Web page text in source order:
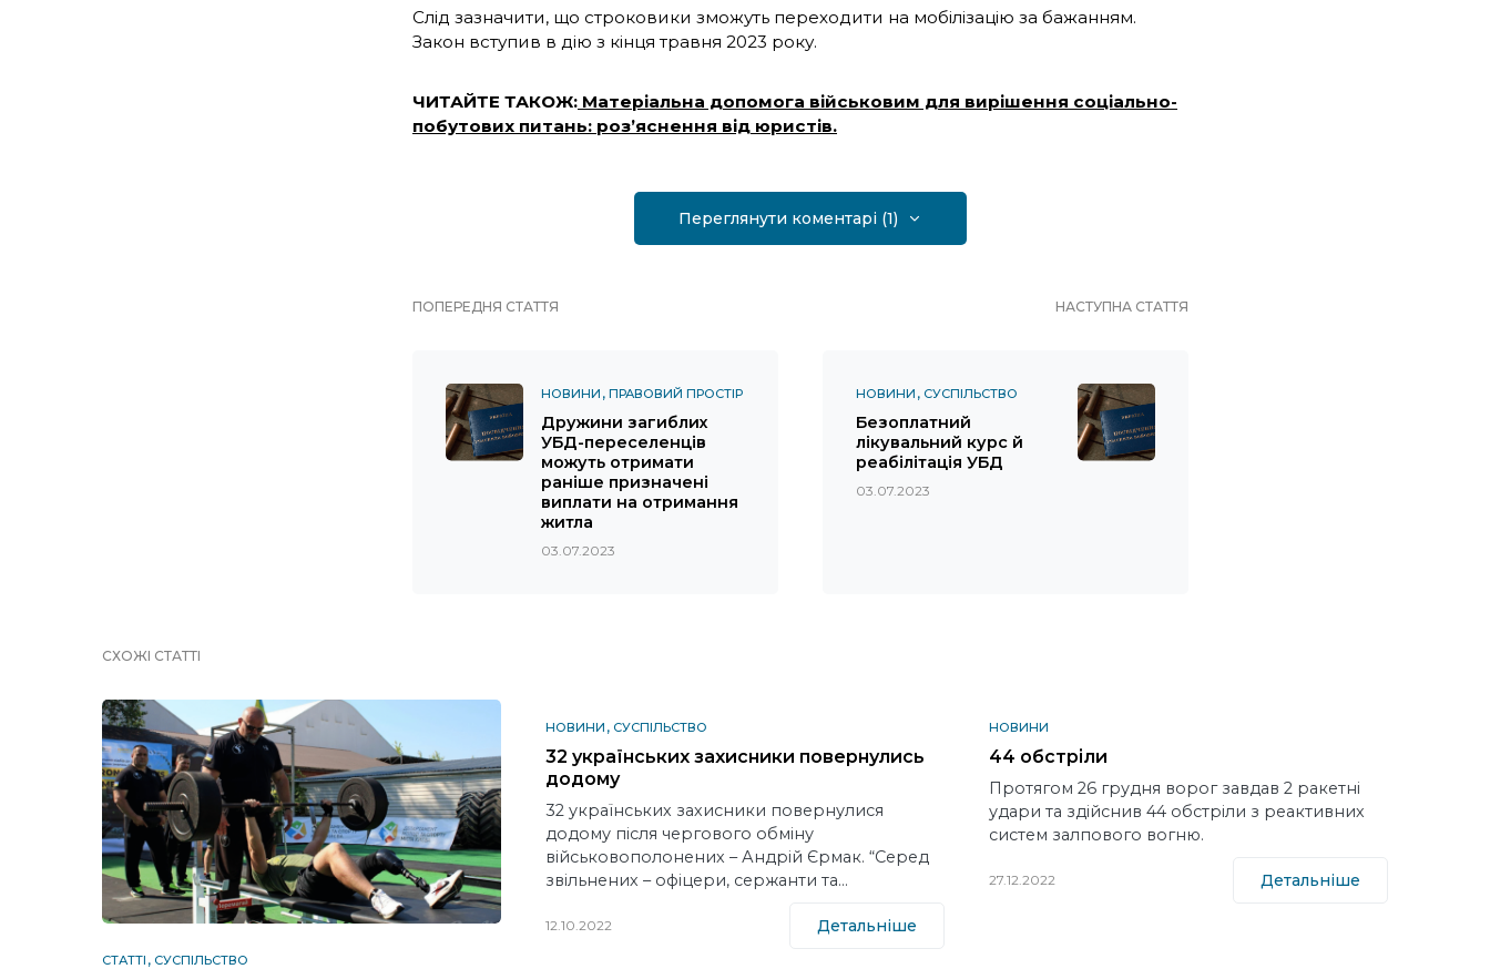
Слід зазначити, що строковики зможуть переходити на мобілізацію за бажанням.
Закон вступив в дію з кінця травня 2023 року.
ЧИТАЙТЕ ТАКОЖ: Матеріальна допомога військовим для вирішення соціально-
побутових питань: роз’яснення від юристів.
Переглянути коментарі (1)
ПОПЕРЕДНЯ СТАТТЯ
НОВИНИ ПРАВОВИЙ ПРОСТІР
Дружини загиблих
УБД-переселенців
можуть отримати
раніше призначені
виплати на отримання
житла
03.07.2023
НАСТУПНА СТАТТЯ
НОВИНИ СУСПІЛЬСТВО
Безоплатний
лікувальний курс й
реабілітація УБД
03.07.2023
СХОЖІ СТАТТІ
СТАТТІ СУСПІЛЬСТВО
НОВИНИ СУСПІЛЬСТВО
32 українських захисники повернулись
додому
32 українських захисники повернулися
додому після чергового обміну
військовополонених – Андрій Єрмак. “Серед
звільнених – офіцери, сержанти та…
12.10.2022 Детальніше
НОВИНИ
44 обстріли
Протягом 26 грудня ворог завдав 2 ракетні
удари та здійснив 44 обстріли з реактивних
систем залпового вогню.
27.12.2022 Детальніше